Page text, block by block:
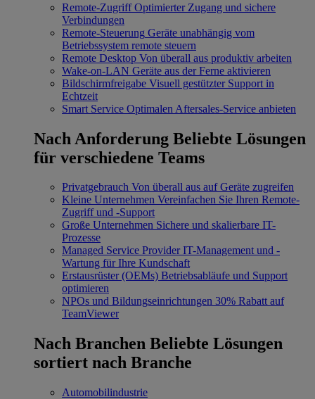
Remote-Zugriff Optimierter Zugang und sichere
Verbindungen
Remote-Steuerung Geräte unabhängig vom
Betriebssystem remote steuern
Remote Desktop Von überall aus produktiv arbeiten
Wake-on-LAN Geräte aus der Ferne aktivieren
Bildschirmfreigabe Visuell gestützter Support in
Echtzeit
Smart Service Optimalen Aftersales-Service anbieten
Nach Anforderung Beliebte Lösungen
für verschiedene Teams
Privatgebrauch Von überall aus auf Geräte zugreifen
Kleine Unternehmen Vereinfachen Sie Ihren Remote-
Zugriff und -Support
Große Unternehmen Sichere und skalierbare IT-
Prozesse
Managed Service Provider IT-Management und -
Wartung für Ihre Kundschaft
Erstausrüster (OEMs) Betriebsabläufe und Support
optimieren
NPOs und Bildungseinrichtungen 30% Rabatt auf
TeamViewer
Nach Branchen Beliebte Lösungen
sortiert nach Branche
Automobilindustrie